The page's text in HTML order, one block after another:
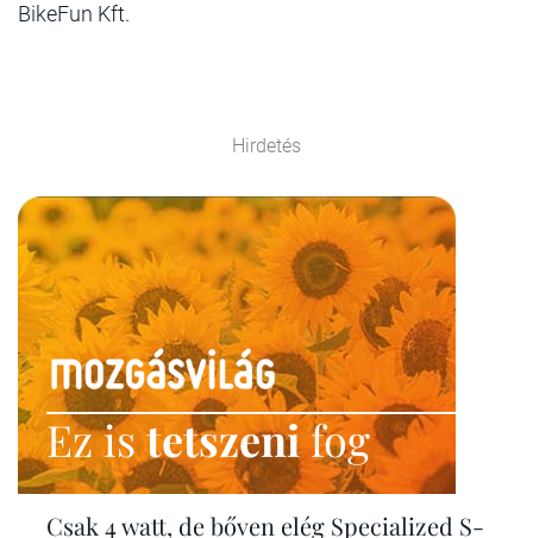
BikeFun Kft.
Hirdetés
Ez istetszenifog
Csak 4 watt, de bőven elég Specialized S-